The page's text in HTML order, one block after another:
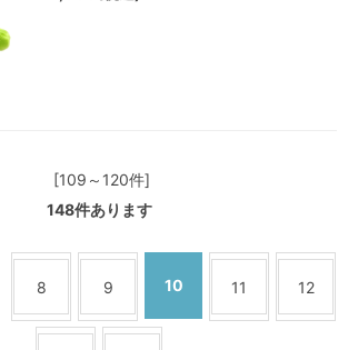
[109～120件]
148件あります
8 9 10 11 12